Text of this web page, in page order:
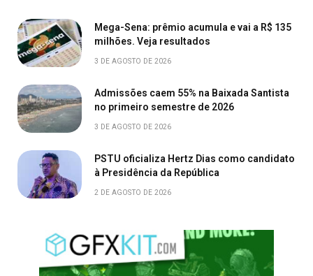
Mega-Sena: prêmio acumula e vai a R$ 135
milhões. Veja resultados
3 DE AGOSTO DE 2026
Admissões caem 55% na Baixada Santista
no primeiro semestre de 2026
3 DE AGOSTO DE 2026
PSTU oficializa Hertz Dias como candidato
à Presidência da República
2 DE AGOSTO DE 2026